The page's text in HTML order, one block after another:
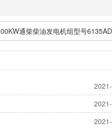
通柴柴油发电机组型号